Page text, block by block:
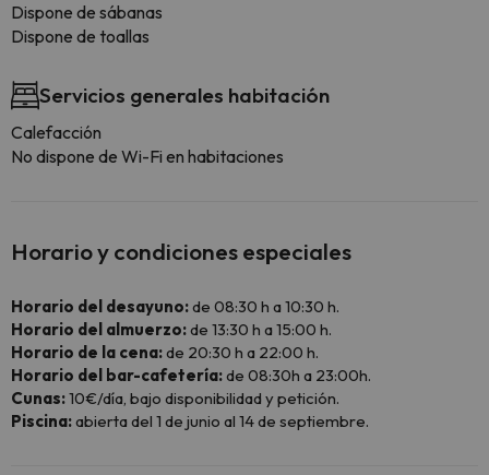
Dispone de sábanas
Dispone de toallas
Servicios generales habitación
Calefacción
No dispone de Wi-Fi en habitaciones
Horario y condiciones especiales
Horario del desayuno:de 08:30 h a 10:30 h.
Horario del almuerzo:de 13:30 h a 15:00 h.
Horario de la cena:de 20:30 h a 22:00 h.
Horario del bar-cafetería:de 08:30h a 23:00h.
Cunas:10€/día, bajo disponibilidad y petición.
Piscina:abierta del 1 de junio al 14 de septiembre.